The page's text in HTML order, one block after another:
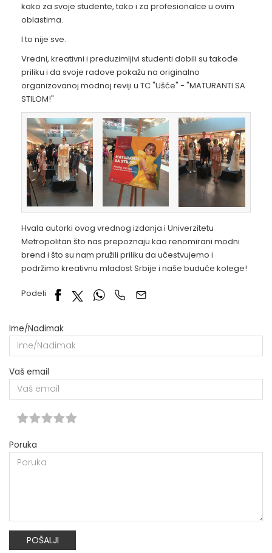
kako za svoje studente, tako i za profesionalce u ovim
oblastima.
I to nije sve.
Vredni, kreativni i preduzimljivi studenti dobili su takođe
priliku i da svoje radove pokažu na originalno
organizovanoj modnoj reviji u TC "Ušće" - "MATURANTI SA
STILOM!"
Hvala autorki ovog vrednog izdanja i Univerzitetu
Metropolitan što nas prepoznaju kao renomirani modni
brend i što su nam pružili priliku da učestvujemo i
podržimo kreativnu mladost Srbije i naše buduće kolege!
Podeli
Ime/Nadimak
Vaš email
Poruka
POŠALJI